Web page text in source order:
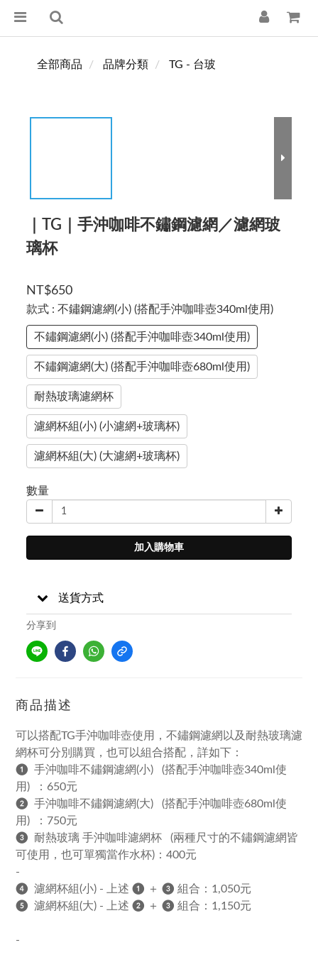
全部商品 品牌分類 TG - 台玻
｜TG｜手沖咖啡不鏽鋼濾網／濾網玻
璃杯
NT$650
款式 : 不鏽鋼濾網(小) (搭配手沖咖啡壺340ml使用)
不鏽鋼濾網(小) (搭配手沖咖啡壺340ml使用)
不鏽鋼濾網(大) (搭配手沖咖啡壺680ml使用)
耐熱玻璃濾網杯
濾網杯組(小) (小濾網+玻璃杯)
濾網杯組(大) (大濾網+玻璃杯)
數量
加入購物車
送貨方式
分享到
商品描述
可以搭配TG手沖咖啡壺使用，不鏽鋼濾網以及耐熱玻璃濾
網杯可分別購買，也可以組合搭配，詳如下：
❶ 手沖咖啡不鏽鋼濾網(小) (搭配手沖咖啡壺340ml使
用) ：650元
❷ 手沖咖啡不鏽鋼濾網(大) (搭配手沖咖啡壺680ml使
用) ：750元
❸ 耐熱玻璃 手沖咖啡濾網杯 (兩種尺寸的不鏽鋼濾網皆
可使用，也可單獨當作水杯)：400元
-
❹ 濾網杯組(小) - 上述 ❶ ＋ ❸ 組合：1,050元
❺ 濾網杯組(大) - 上述 ❷ ＋ ❸ 組合：1,150元
-